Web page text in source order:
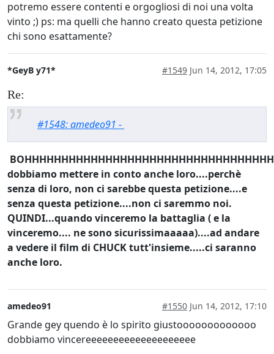
potremo essere contenti e orgogliosi di noi una volta
vinto ;) ps: ma quelli che hanno creato questa petizione
chi sono esattamente?
*GeyB y71* #1549 Jun 14, 2012, 17:05
Re:
#1548: amedeo91 -
dobbiamo mettere in conto anche loro....perchè
senza di loro, non ci sarebbe questa petizione....e
senza questa petizione....non ci saremmo noi.
QUINDI...quando vinceremo la battaglia ( e la
vinceremo.... ne sono sicurissimaaaaa)....ad andare
a vedere il film di CHUCK tutt'insieme.....ci saranno
anche loro.
amedeo91 #1550 Jun 14, 2012, 17:10
Grande gey quendo è lo spirito giustooooooooooooo
dobbiamo vincereeeeeeeeeeeeeeeeeeee